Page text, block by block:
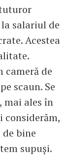
salariul de
Acestea
cameră de
scaun. Se
mai ales în
considerăm,
bine
supuși.